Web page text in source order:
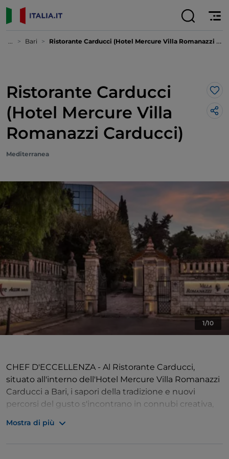
... Bari Ristorante Carducci (Hotel Mercure Villa Romanazzi Carducci)
Ristorante Carducci
(Hotel Mercure Villa
Romanazzi Carducci)
Mediterranea
1/10
CHEF D'ECCELLENZA - Al Ristorante Carducci,
situato all'interno dell'Hotel Mercure Villa Romanazzi
Carducci a Bari, i sapori della tradizione e nuovi
percorsi del gusto s'incontrano in connubi creativa,
fama internazionale, tra cui l'executive chef Felice La
Mostra di più